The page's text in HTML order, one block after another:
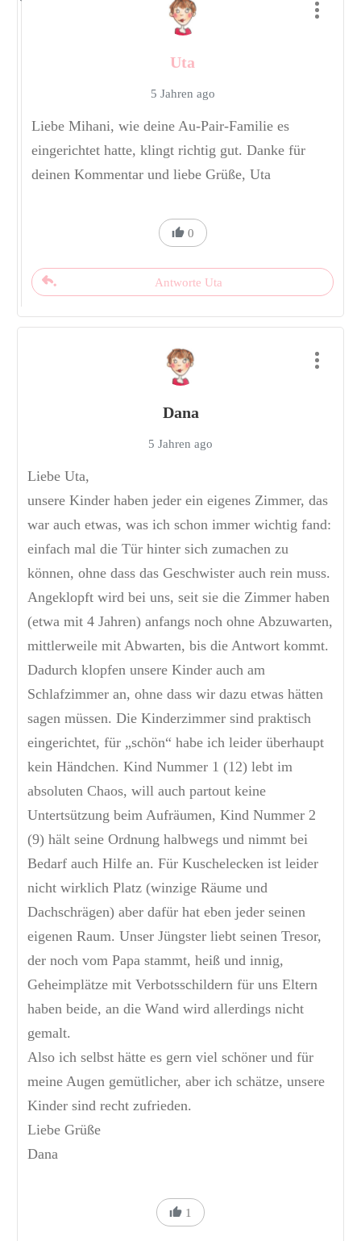
Uta
5 Jahren ago
Liebe Mihani, wie deine Au-Pair-Familie es
eingerichtet hatte, klingt richtig gut. Danke für
deinen Kommentar und liebe Grüße, Uta
0
Antworte Uta
Dana
5 Jahren ago
Liebe Uta,
unsere Kinder haben jeder ein eigenes Zimmer, das
war auch etwas, was ich schon immer wichtig fand:
einfach mal die Tür hinter sich zumachen zu
können, ohne dass das Geschwister auch rein muss.
Angeklopft wird bei uns, seit sie die Zimmer haben
(etwa mit 4 Jahren) anfangs noch ohne Abzuwarten,
mittlerweile mit Abwarten, bis die Antwort kommt.
Dadurch klopfen unsere Kinder auch am
Schlafzimmer an, ohne dass wir dazu etwas hätten
sagen müssen. Die Kinderzimmer sind praktisch
eingerichtet, für „schön“ habe ich leider überhaupt
kein Händchen. Kind Nummer 1 (12) lebt im
absoluten Chaos, will auch partout keine
Untertsützung beim Aufräumen, Kind Nummer 2
(9) hält seine Ordnung halbwegs und nimmt bei
Bedarf auch Hilfe an. Für Kuschelecken ist leider
nicht wirklich Platz (winzige Räume und
Dachschrägen) aber dafür hat eben jeder seinen
eigenen Raum. Unser Jüngster liebt seinen Tresor,
der noch vom Papa stammt, heiß und innig,
Geheimplätze mit Verbotsschildern für uns Eltern
haben beide, an die Wand wird allerdings nicht
gemalt.
Also ich selbst hätte es gern viel schöner und für
meine Augen gemütlicher, aber ich schätze, unsere
Kinder sind recht zufrieden.
Liebe Grüße
Dana
1